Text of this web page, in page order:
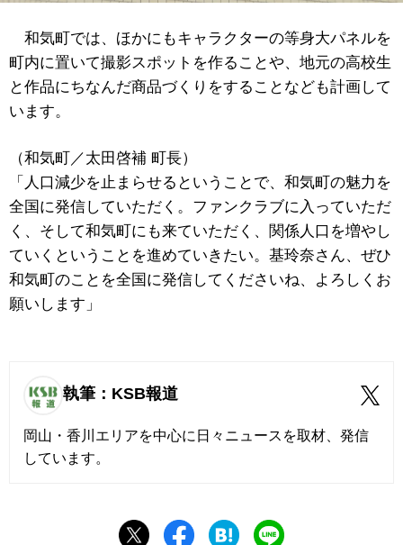
和気町では、ほかにもキャラクターの等身大パネルを
町内に置いて撮影スポットを作ることや、地元の高校生
と作品にちなんだ商品づくりをすることなども計画して
います。
（和気町／太田啓補 町長）
「人口減少を止まらせるということで、和気町の魅力を
全国に発信していただく。ファンクラブに入っていただ
く、そして和気町にも来ていただく、関係人口を増やし
ていくということを進めていきたい。基玲奈さん、ぜひ
和気町のことを全国に発信してくださいね、よろしくお
願いします」
執筆：KSB報道
岡山・香川エリアを中心に日々ニュースを取材、発信
しています。